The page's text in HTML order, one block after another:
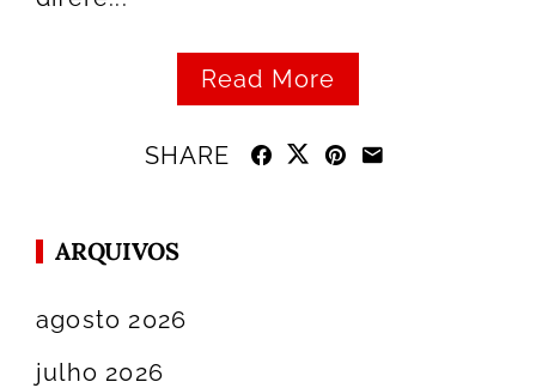
Read More
SHARE
ARQUIVOS
agosto 2026
julho 2026